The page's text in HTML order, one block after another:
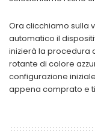
Ora clicchiamo sulla
automatico il
inizierà la procedura
rotante di colore
configurazione
appena comprato e